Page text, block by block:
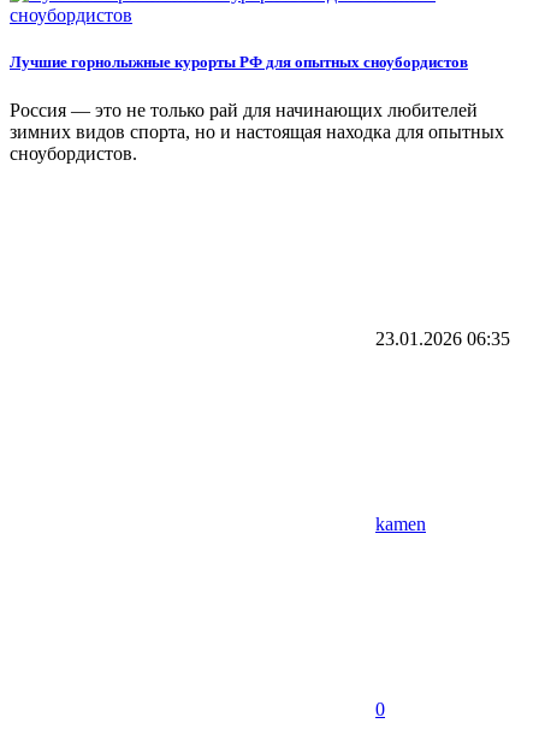
Лучшие горнолыжные курорты РФ для опытных сноубордистов
Россия — это не только рай для начинающих любителей
зимних видов спорта, но и настоящая находка для опытных
сноубордистов.
23.01.2026 06:35
kamen
0